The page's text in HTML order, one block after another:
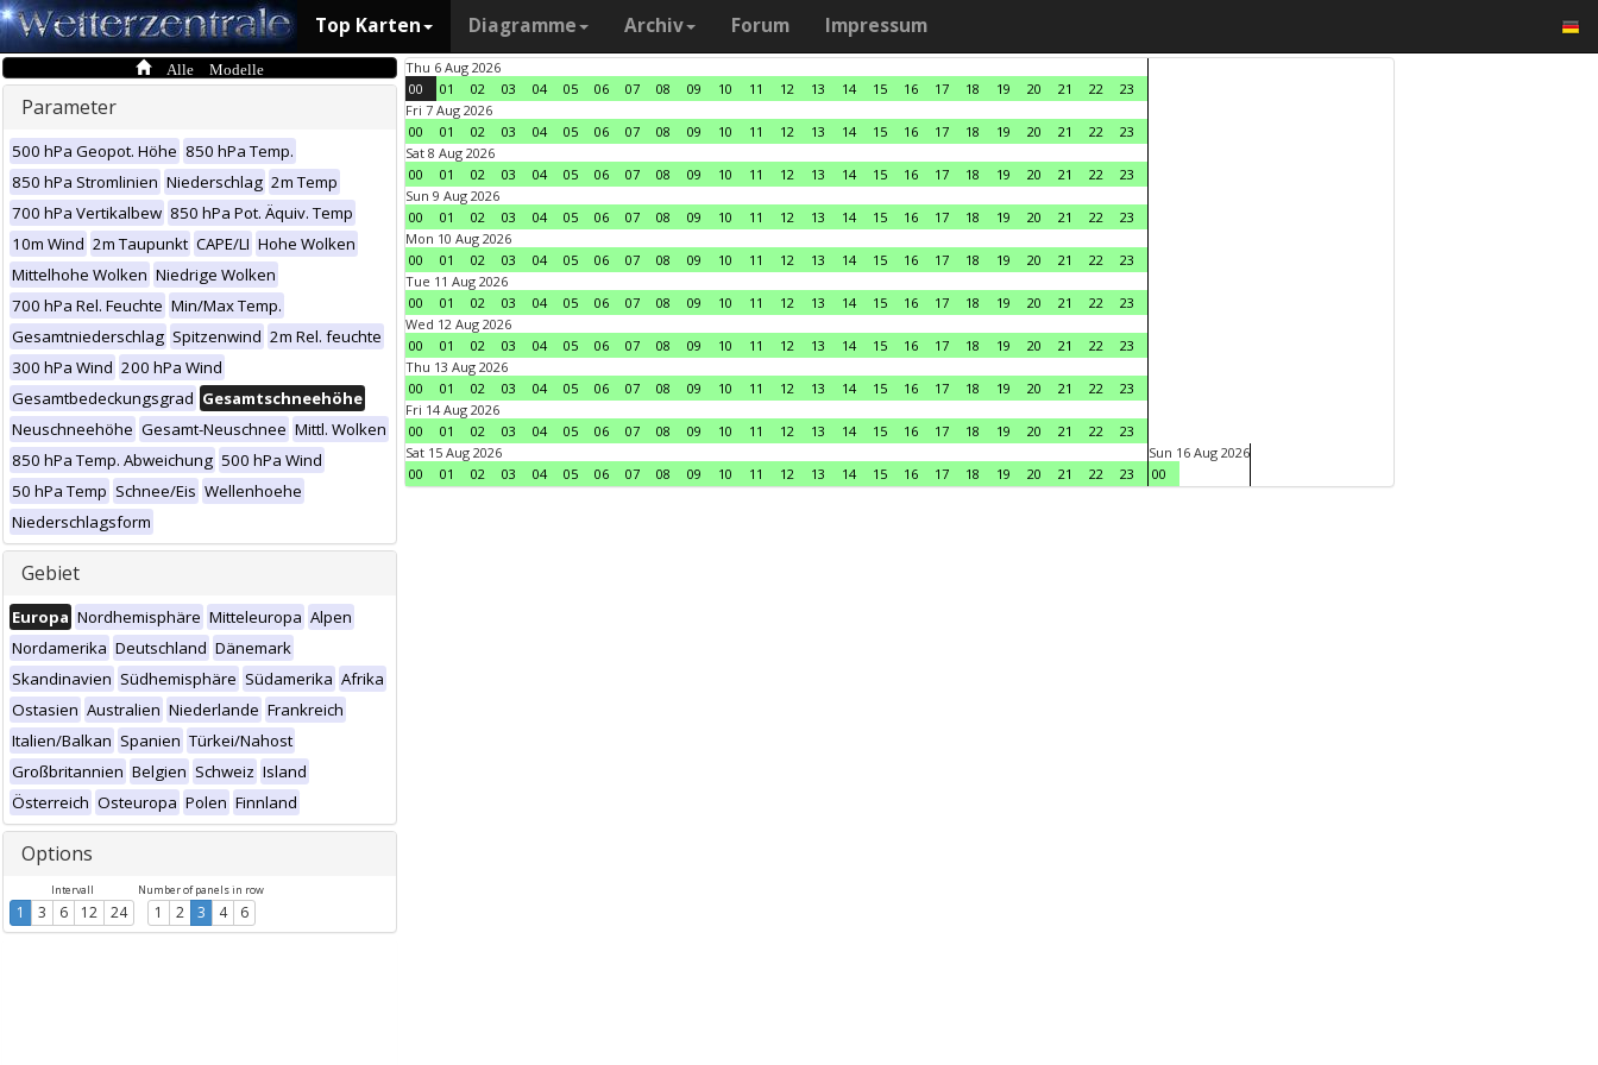
Top Karten Diagramme Archiv Forum Impressum
Alle Modelle
Parameter
500 hPa Geopot. Höhe 850 hPa Temp.
850 hPa Stromlinien Niederschlag 2m Temp
700 hPa Vertikalbew 850 hPa Pot. Äquiv. Temp
10m Wind 2m Taupunkt CAPE/LI Hohe Wolken
Mittelhohe Wolken Niedrige Wolken
700 hPa Rel. Feuchte Min/Max Temp.
Gesamtniederschlag Spitzenwind 2m Rel. feuchte
300 hPa Wind 200 hPa Wind
Gesamtbedeckungsgrad Gesamtschneehöhe
Neuschneehöhe Gesamt-Neuschnee Mittl. Wolken
850 hPa Temp. Abweichung 500 hPa Wind
50 hPa Temp Schnee/Eis Wellenhoehe
Niederschlagsform
Gebiet
Europa Nordhemisphäre Mitteleuropa Alpen
Nordamerika Deutschland Dänemark
Skandinavien Südhemisphäre Südamerika Afrika
Ostasien Australien Niederlande Frankreich
Italien/Balkan Spanien Türkei/Nahost
Großbritannien Belgien Schweiz Island
Österreich Osteuropa Polen Finnland
Options
Intervall
1 3 6 12 24
Number of panels in row
1 2 3 4 6
Thu 6 Aug 2026
00
01 02 03 04 05 06 07 08 09 10 11 12 13 14 15 16 17 18 19 20 21 22
23
Fri 7 Aug 2026
00
01 02 03 04 05 06 07 08 09 10 11 12 13 14 15 16 17 18 19 20 21 22
23
Sat 8 Aug 2026
00
01 02 03 04 05 06 07 08 09 10 11 12 13 14 15 16 17 18 19 20 21 22
23
Sun 9 Aug 2026
00
01 02 03 04 05 06 07 08 09 10 11 12 13 14 15 16 17 18 19 20 21 22
23
Mon 10 Aug 2026
00
01 02 03 04 05 06 07 08 09 10 11 12 13 14 15 16 17 18 19 20 21 22
23
Tue 11 Aug 2026
00
01 02 03 04 05 06 07 08 09 10 11 12 13 14 15 16 17 18 19 20 21 22
23
Wed 12 Aug 2026
00
01 02 03 04 05 06 07 08 09 10 11 12 13 14 15 16 17 18 19 20 21 22
23
Thu 13 Aug 2026
00
01 02 03 04 05 06 07 08 09 10 11 12 13 14 15 16 17 18 19 20 21 22
23
Fri 14 Aug 2026
00
01 02 03 04 05 06 07 08 09 10 11 12 13 14 15 16 17 18 19 20 21 22
23
Sat 15 Aug 2026
00
01 02 03 04 05 06 07 08 09 10 11 12 13 14 15 16 17 18 19 20 21 22 23
Sun 16 Aug 2026
00